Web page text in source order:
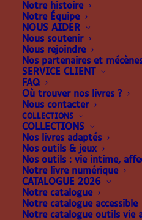
Notre histoire
Notre Équipe
NOUS AIDER
Nous soutenir
Nous rejoindre
Nos partenaires et
SERVICE CLIENT
FAQ
Où trouver nos livres ?
Nous contacter
COLLECTIONS
COLLECTIONS
Nos livres adaptés
Nos outils & jeux
Nos outils : vie intime,
Notre livre numérique
CATALOGUE 2026
Notre catalogue
Notre catalogue accessible
Notre catalogue outils vie